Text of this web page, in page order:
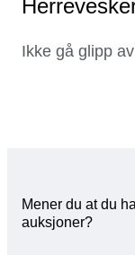
Ikke gå glipp
Mener du at du
auksjoner?